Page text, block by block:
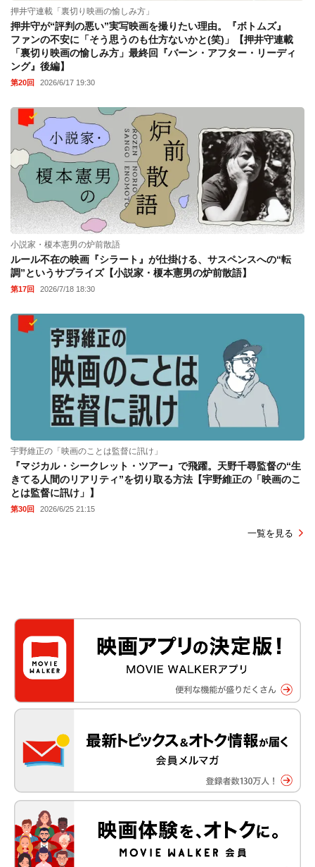
押井守連載「裏切り映画の愉しみ方」
押井守が“評判の悪い”実写映画を撮りたい理由。『ボトムズ』
ファンの不安に「そう思うのも仕方ないかと(笑)」【押井守連載
「裏切り映画の愉しみ方」最終回『バーン・アフター・リーディ
ング』後編】
第20回 2026/6/17 19:30
小説家・榎本憲男の炉前散語
ルール不在の映画『シラート』が仕掛ける、サスペンスへの“転
調”というサプライズ【小説家・榎本憲男の炉前散語】
第17回 2026/7/18 18:30
宇野維正の「映画のことは監督に訊け」
『マジカル・シークレット・ツアー』で飛躍。天野千尋監督の“生
きてる人間のリアリティ”を切り取る方法【宇野維正の「映画のこ
とは監督に訊け」】
第30回 2026/6/25 21:15
一覧を見る